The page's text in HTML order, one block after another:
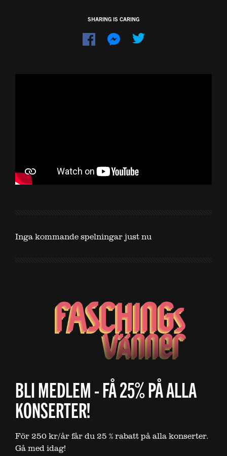
SHARING IS CARING
Dela
Dela
Inga kommande spelningar just nu
BLI MEDLEM - FÅ 25% PÅ ALLA
KONSERTER!
För 250 kr/år får du 25 % rabatt på alla konserter.
Gå med idag!